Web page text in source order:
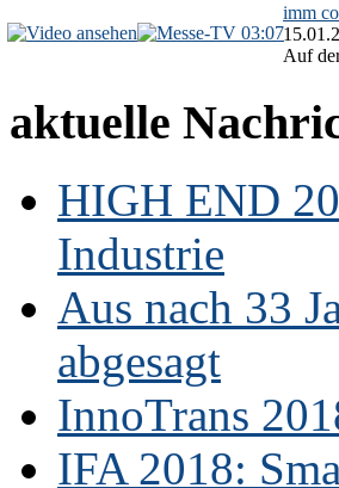
03:07
imm
Auf
aktuelle
HIGH END
Industrie
Aus nach 33
abgesagt
InnoTrans
IFA 2018: